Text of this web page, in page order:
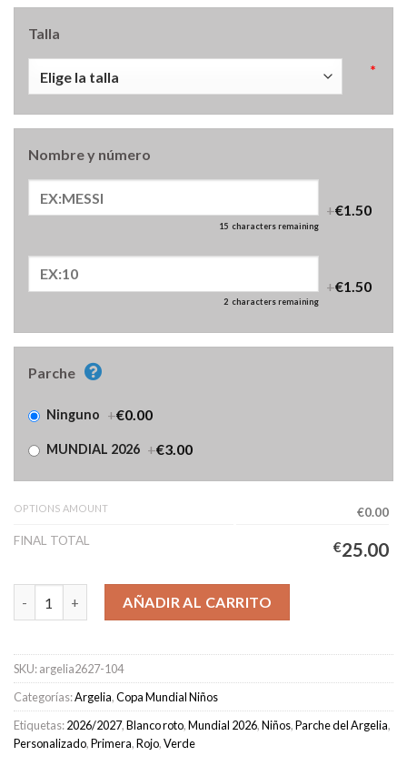
Talla
*
Nombre y número
15 characters remaining
+€1.50
2 characters remaining
+€1.50
Parche
Ninguno +€0.00
MUNDIAL 2026 +€3.00
OPTIONS AMOUNT
€0.00
FINAL TOTAL
€25.00
Camiseta Argelia Primera Equipación Niños 2026/2027 cantidad
AÑADIR AL CARRITO
SKU:argelia2627-104
Categorías:Argelia,Copa Mundial Niños
Etiquetas:2026/2027,Blanco roto,Mundial 2026,Niños,Parche del Argelia,
Personalizado,Primera,Rojo,Verde